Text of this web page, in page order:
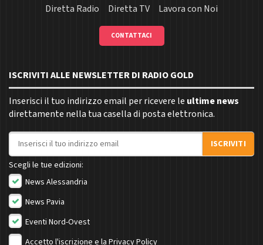
Diretta Radio
Diretta TV Lavora con Noi
CONTATTACI
ISCRIVITI ALLE NEWSLETTER DI RADIO GOLD
Inserisci il tuo indirizzo email per ricevere le ultime news
direttamente nella tua casella di posta elettronica.
Indirizzo email
ISCRIVITI
Scegli le tue edizioni:
News Alessandria
News Pavia
Eventi Nord-Ovest
Accetto l'iscrizione e la Privacy Policy